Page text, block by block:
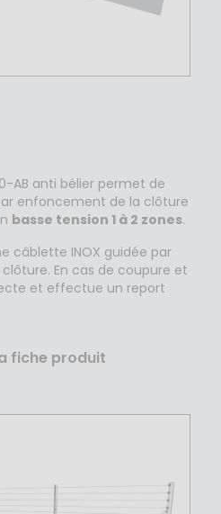
AB anti bélier permet de
enfoncement de la clôture
basse tension 1 à 2 zones.
câblette INOX guidée par
En cas de coupure et
et effectue un report
fiche produit